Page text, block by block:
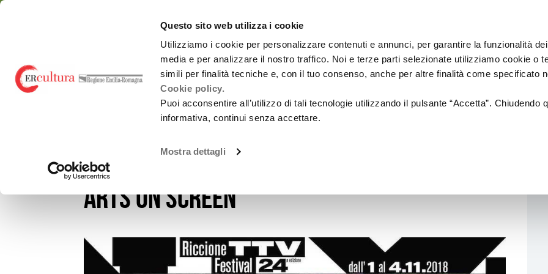
Questo sito web utilizza i cookie
Utilizziamo i cookie per personalizzare contenuti e annunci, per garantire la funzionalità
media e per analizzare il nostro traffico. Noi e terze parti selezionate utilizziamo cookie o
simili per finalità tecniche e, con il tuo consenso, anche per altre finalità come specificato
Cookie policy.
Puoi acconsentire all’utilizzo di tali tecnologie utilizzando il pulsante “Accetta”. Chiudendo
informativa, continui senza accettare.
Mostra dettagli
Torna
Cerca
Salta
Salta
emiliaromagnacultura/Spettacolo
Chi siamo
Promozione
attività Culturali e
Carnevali storici
Promozione
culturale
Osservatorio
Monitoraggi periodici
Report annuali -
Finanziamenti
sulla Cultura si
costruisce insieme
Sistema dello
Residenze 2025-2027
Assessorato
Cultura
Paesaggio
NOTIZIE RICCIONE TTV FESTIVAL #TTV2. PERFORMING ARTS ON SCREEN
Riccione TTV Festival #TTV2. Performing
arts on screen